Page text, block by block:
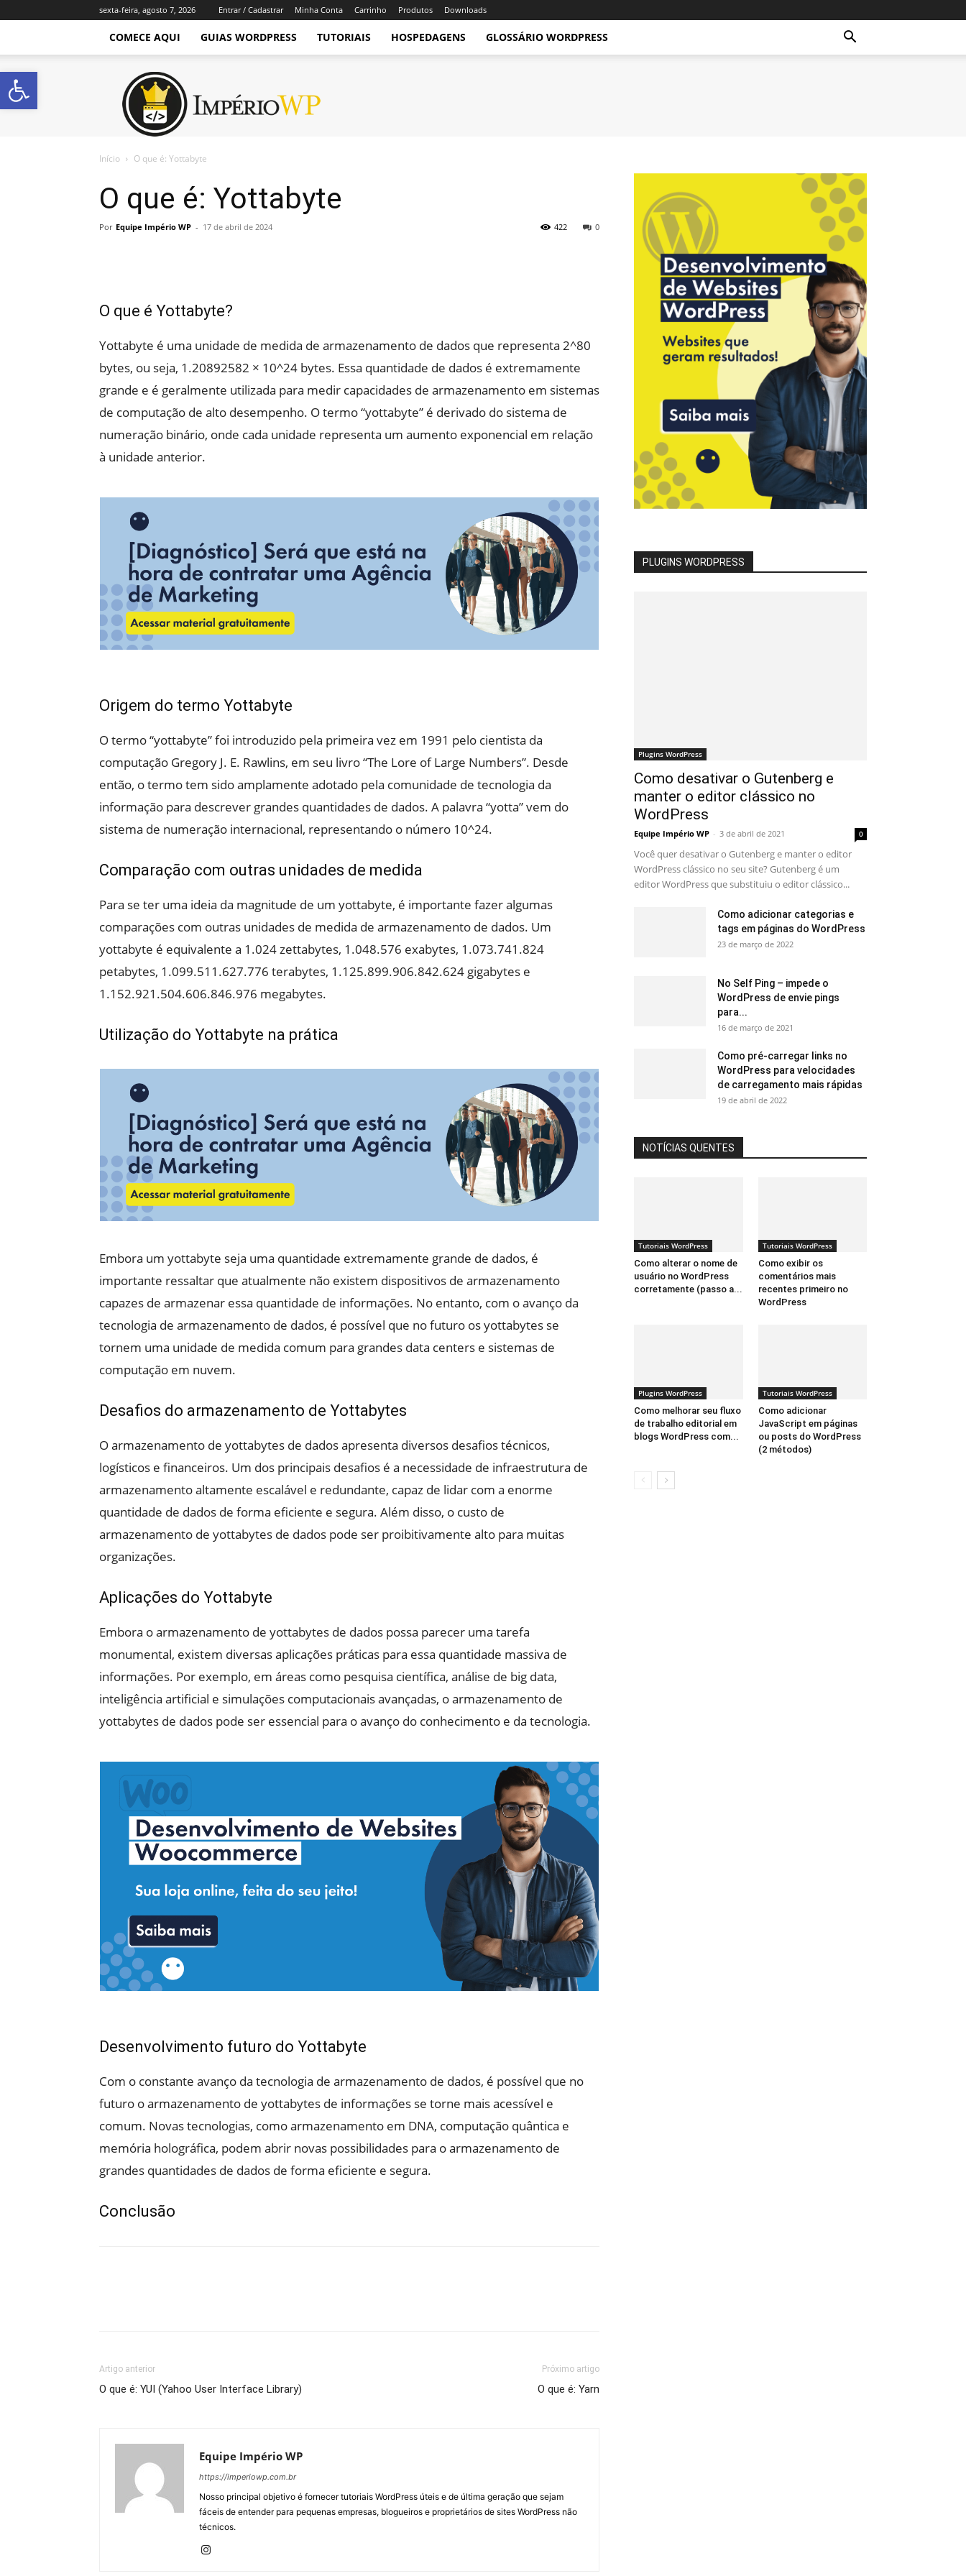
sexta-feira, agosto 7, 2026 Entrar / Cadastrar Minha Conta Carrinho Produtos Downloads
COMECE AQUI GUIAS WORDPRESS TUTORIAIS HOSPEDAGENS GLOSSÁRIO WORDPRESS
Império
WordPress
Início O que é: Yottabyte
O que é: Yottabyte
Por Equipe Império WP - 17 de abril de 2024 0
422
O que é Yottabyte?
Yottabyte é uma unidade de medida de armazenamento de dados que representa 2^80
bytes, ou seja, 1.20892582 × 10^24 bytes. Essa quantidade de dados é extremamente
grande e é geralmente utilizada para medir capacidades de armazenamento em sistemas
de computação de alto desempenho. O termo “yottabyte” é derivado do sistema de
numeração binário, onde cada unidade representa um aumento exponencial em relação
à unidade anterior.
Origem do termo Yottabyte
O termo “yottabyte” foi introduzido pela primeira vez em 1991 pelo cientista da
computação Gregory J. E. Rawlins, em seu livro “The Lore of Large Numbers”. Desde
então, o termo tem sido amplamente adotado pela comunidade de tecnologia da
informação para descrever grandes quantidades de dados. A palavra “yotta” vem do
sistema de numeração internacional, representando o número 10^24.
Comparação com outras unidades de medida
Para se ter uma ideia da magnitude de um yottabyte, é importante fazer algumas
comparações com outras unidades de medida de armazenamento de dados. Um
yottabyte é equivalente a 1.024 zettabytes, 1.048.576 exabytes, 1.073.741.824
petabytes, 1.099.511.627.776 terabytes, 1.125.899.906.842.624 gigabytes e
1.152.921.504.606.846.976 megabytes.
Utilização do Yottabyte na prática
Embora um yottabyte seja uma quantidade extremamente grande de dados, é
importante ressaltar que atualmente não existem dispositivos de armazenamento
capazes de armazenar essa quantidade de informações. No entanto, com o avanço da
tecnologia de armazenamento de dados, é possível que no futuro os yottabytes se
tornem uma unidade de medida comum para grandes data centers e sistemas de
computação em nuvem.
Desafios do armazenamento de Yottabytes
O armazenamento de yottabytes de dados apresenta diversos desafios técnicos,
logísticos e financeiros. Um dos principais desafios é a necessidade de infraestrutura de
armazenamento altamente escalável e redundante, capaz de lidar com a enorme
quantidade de dados de forma eficiente e segura. Além disso, o custo de
armazenamento de yottabytes de dados pode ser proibitivamente alto para muitas
organizações.
Aplicações do Yottabyte
Embora o armazenamento de yottabytes de dados possa parecer uma tarefa
monumental, existem diversas aplicações práticas para essa quantidade massiva de
informações. Por exemplo, em áreas como pesquisa científica, análise de big data,
inteligência artificial e simulações computacionais avançadas, o armazenamento de
yottabytes de dados pode ser essencial para o avanço do conhecimento e da tecnologia.
Desenvolvimento futuro do Yottabyte
Com o constante avanço da tecnologia de armazenamento de dados, é possível que no
futuro o armazenamento de yottabytes de informações se torne mais acessível e
comum. Novas tecnologias, como armazenamento em DNA, computação quântica e
memória holográfica, podem abrir novas possibilidades para o armazenamento de
grandes quantidades de dados de forma eficiente e segura.
Conclusão
Artigo anterior
O que é: YUI (Yahoo User Interface Library)
Próximo artigo
O que é: Yarn
Equipe Império WP
https://imperiowp.com.br
Nosso principal objetivo é fornecer tutoriais WordPress úteis e de última geração que sejam
fáceis de entender para pequenas empresas, blogueiros e proprietários de sites WordPress não
técnicos.
PLUGINS WORDPRESS
Plugins WordPress
Como desativar o Gutenberg e
manter o editor clássico no
WordPress
Equipe Império WP - 3 de abril de 2021 0
Você quer desativar o Gutenberg e manter o editor
WordPress clássico no seu site? Gutenberg é um
editor WordPress que substituiu o editor clássico...
Como adicionar categorias e
tags em páginas do WordPress
23 de março de 2022
No Self Ping – impede o
WordPress de envie pings
para...
16 de março de 2021
Como pré-carregar links no
WordPress para velocidades
de carregamento mais rápidas
19 de abril de 2022
NOTÍCIAS QUENTES
Tutoriais WordPress
Como alterar o nome de
usuário no WordPress
corretamente (passo a...
Tutoriais WordPress
Como exibir os
comentários mais
recentes primeiro no
WordPress
Plugins WordPress
Como melhorar seu fluxo
de trabalho editorial em
blogs WordPress com...
Tutoriais WordPress
Como adicionar
JavaScript em páginas
ou posts do WordPress
(2 métodos)
Abrir a barra de ferramentas